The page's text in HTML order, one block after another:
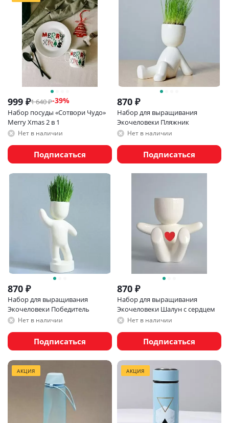
999 ₽1 640₽-39%
Набор посуды «Сотвори Чудо»
Merry Xmas 2 в 1
Нет в наличии
Подписаться
870 ₽
Набор для выращивания
Экочеловеки Пляжник
Нет в наличии
Подписаться
870 ₽
Набор для выращивания
Экочеловеки Победитель
Нет в наличии
Подписаться
870 ₽
Набор для выращивания
Экочеловеки Шалун с сердцем
Нет в наличии
Подписаться
АКЦИЯ АКЦИЯ